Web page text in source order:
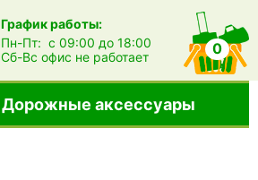
График работы:
Пн-Пт:с 09:00 до 18:00
Сб-Всофис не работает 0
Дорожные аксессуары